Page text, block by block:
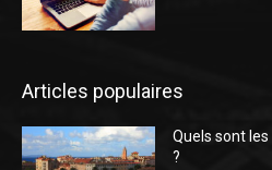
Articles populaires
Quels sont
?